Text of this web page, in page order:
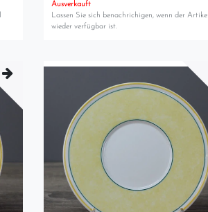
Ausverkauft
Lassen Sie sich benachrichigen, wenn der Artikel
wieder verfügbar ist.